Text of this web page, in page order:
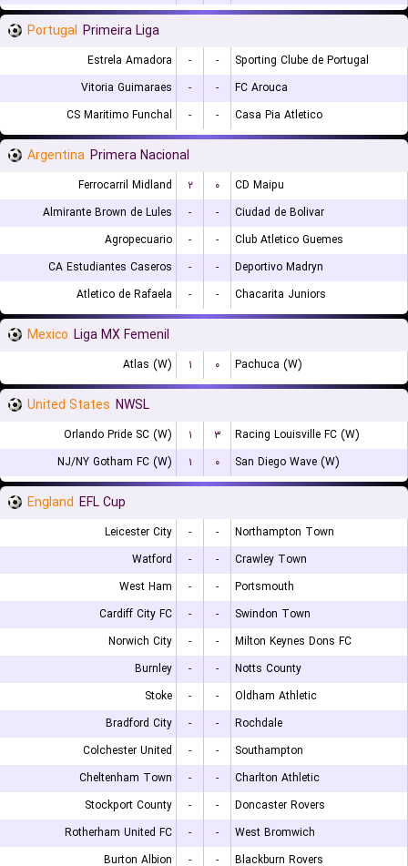
Portugal Primeira Liga
Estrela Amadora - -
Sporting Clube de Portugal
Vitoria Guimaraes
- -
FC Arouca
CS Maritimo Funchal
- - Casa Pia Atletico
Argentina Primera Nacional
Ferrocarril Midland ۲ ۰
CD Maipu
Almirante Brown de Lules
- -
Ciudad de Bolivar
Agropecuario
- -
Club Atletico Guemes
CA Estudiantes Caseros
- -
Deportivo Madryn
Atletico de Rafaela
- - Chacarita Juniors
Mexico Liga MX Femenil
Atlas (W) ۱ ۰ Pachuca (W)
United States NWSL
Orlando Pride SC (W) ۱ ۳
Racing Louisville FC (W)
NJ/NY Gotham FC (W)
۱ ۰ San Diego Wave (W)
England EFL Cup
Leicester City - -
Northampton Town
Watford
- -
Crawley Town
West Ham
- -
Portsmouth
Cardiff City FC
- -
Swindon Town
Norwich City
- -
Milton Keynes Dons FC
Burnley
- -
Notts County
Stoke
- -
Oldham Athletic
Bradford City
- -
Rochdale
Colchester United
- -
Southampton
Cheltenham Town
- -
Charlton Athletic
Stockport County
- -
Doncaster Rovers
Rotherham United FC
- -
West Bromwich
Burton Albion
- - Blackburn Rovers